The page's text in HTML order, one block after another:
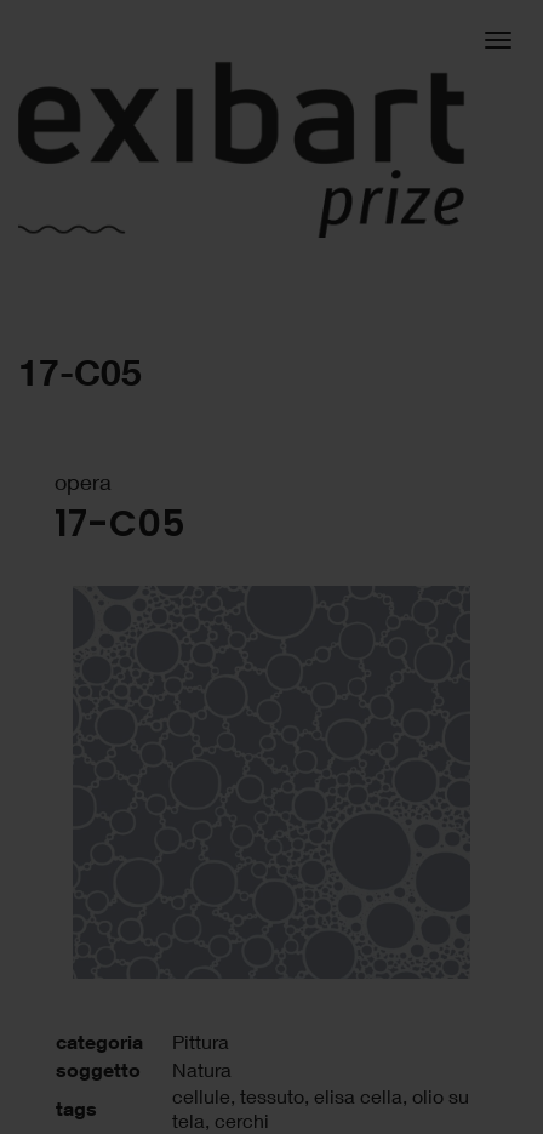
17-C05
opera
17-C05
categoria Pittura
soggetto Natura
tags
cellule tessuto elisa cella olio su
tela cerchi